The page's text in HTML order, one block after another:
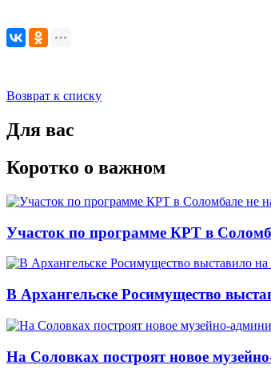
Возврат к списку
Для вас
Коротко о важном
Участок по программе КРТ в
В Архангельске Росимущество
На Соловках построят новое